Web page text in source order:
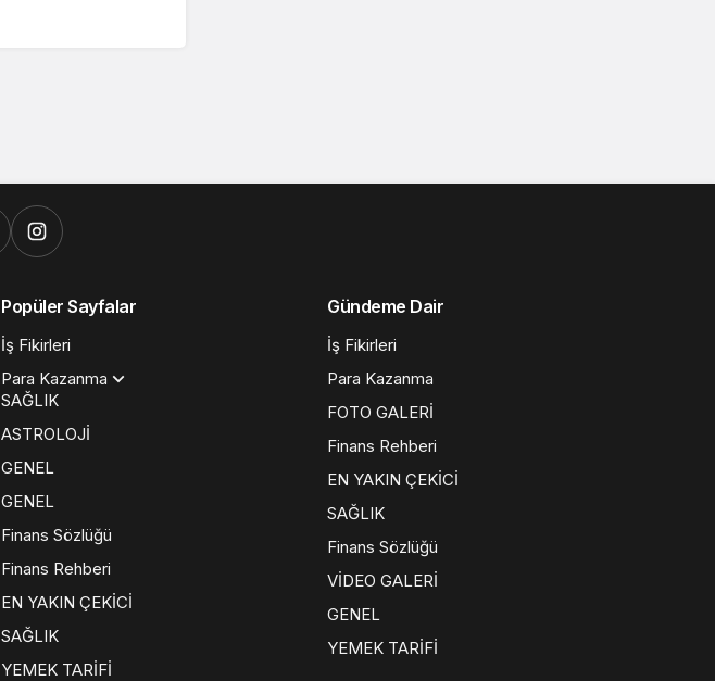
Popüler Sayfalar
İş Fikirleri
Para Kazanma
SAĞLIK
ASTROLOJİ
GENEL
GENEL
Finans Sözlüğü
Finans Rehberi
EN YAKIN ÇEKİCİ
SAĞLIK
YEMEK TARİFİ
Gündeme Dair
İş Fikirleri
Para Kazanma
FOTO GALERİ
Finans Rehberi
EN YAKIN ÇEKİCİ
SAĞLIK
Finans Sözlüğü
VİDEO GALERİ
GENEL
YEMEK TARİFİ